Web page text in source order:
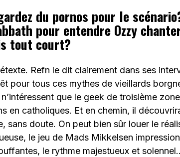
du pornos pour le
pour entendre Ozzy
tout court?
Refn le dit clairement dans ses
pour tous ces mythes de vieillards
que le geek de troisième
en catholiques. Et en chemin, il
sans doute. On peut bien sûr louer le
le jeu de Mads Mikkelsen
le rythme majestueux et